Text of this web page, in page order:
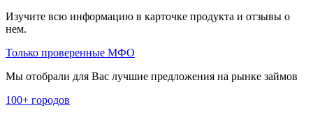
Изучите всю информацию в карточке продукта и отзывы о
нем.
Только проверенные МФО
Мы отобрали для Вас лучшие предложения на рынке займов
100+ городов